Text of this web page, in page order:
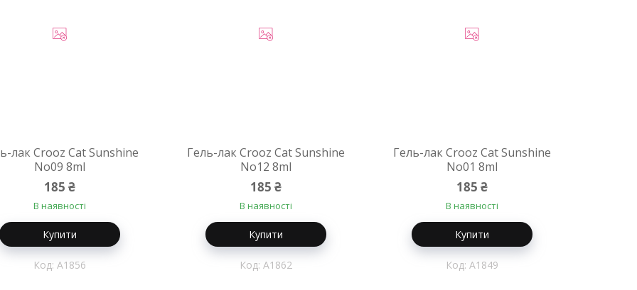
лак Crooz Cat Sunshine
No09 8ml
185 ₴
В наявності
Купити
A1856
Гель-лак Crooz Cat Sunshine
No12 8ml
185 ₴
В наявності
Купити
A1862
Гель-лак Crooz Cat Sunshine
No01 8ml
185 ₴
В наявності
Купити
A1849